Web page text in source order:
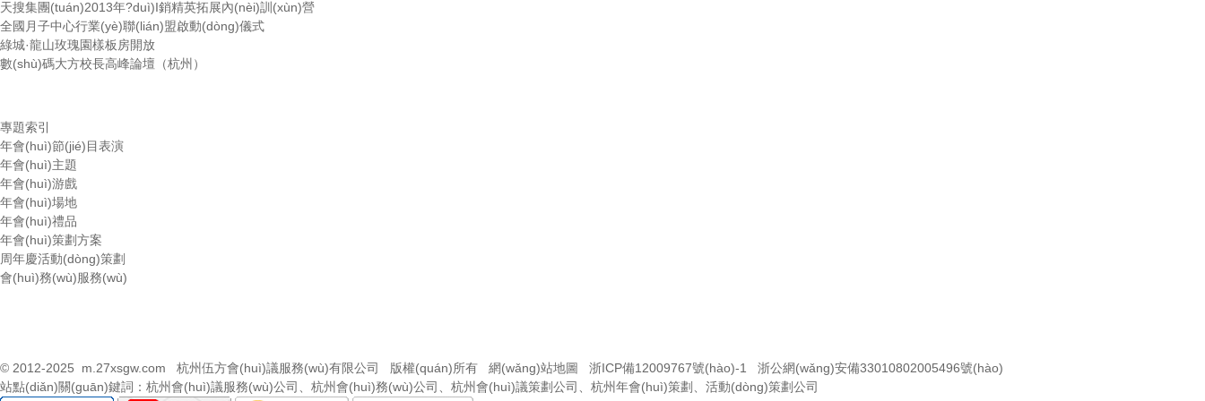
天搜集團(tuán)2013年?duì)I銷精英拓展內(nèi)訓(xùn)營
全國月子中心行業(yè)聯(lián)盟啟動(dòng)儀式
綠城·龍山玫瑰園樣板房開放
數(shù)碼大方校長高峰論壇（杭州）
專題索引
年會(huì)節(jié)目表演
年會(huì)主題
年會(huì)游戲
年會(huì)場地
年會(huì)禮品
年會(huì)策劃方案
周年慶活動(dòng)策劃
會(huì)務(wù)服務(wù)
© 2012-2025 m.27xsgw.com 杭州伍方會(huì)議服務(wù)有限公司 版權(quán)所有 網(wǎng)站地圖 浙ICP備12009767號(hào)-1
浙公網(wǎng)安備33010802005496號(hào)
站點(diǎn)關(guān)鍵詞： 杭州會(huì)議服務(wù)公司 、 杭州會(huì)務(wù)公司 、 杭州會(huì)議策劃公司 、 杭州年會(huì)策劃 、 活動(dòng)策劃公司